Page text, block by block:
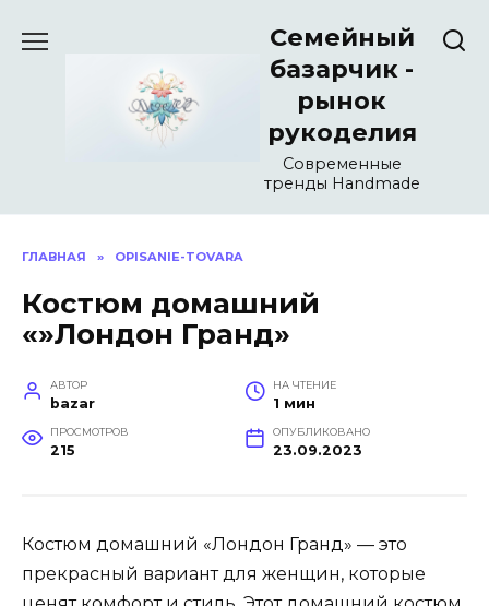
Семейный
базарчик -
рынок
рукоделия
Современные
тренды Handmade
ГЛАВНАЯ » OPISANIE-TOVARA
Костюм домашний
«»Лондон Гранд»
АВТОР
bazar
НА ЧТЕНИЕ
1 мин
ПРОСМОТРОВ
215
ОПУБЛИКОВАНО
23.09.2023
Костюм домашний «Лондон Гранд» — это
прекрасный вариант для женщин, которые